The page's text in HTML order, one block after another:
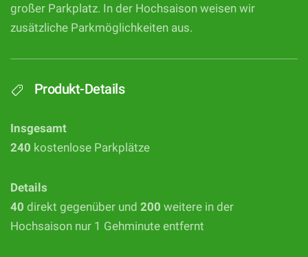
großer Parkplatz. In der Hochsaison weisen wir
zusätzliche Parkmöglichkeiten aus.
Produkt-Details
Insgesamt
240 kostenlose Parkplätze
Details
40 direkt gegenüber und 200 weitere in der
Hochsaison nur 1 Gehminute entfernt